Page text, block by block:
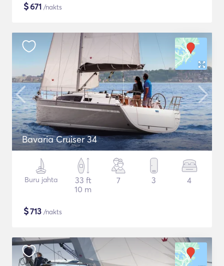
$671 /nakts
Bavaria Cruiser 34
Buru jahta
33 ft
10 m
7 3 4
$713 /nakts